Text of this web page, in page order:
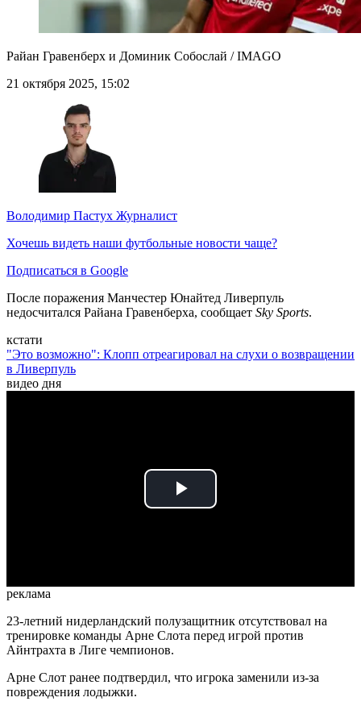
Райан Гравенберх и Доминик Собослай / IMAGO
21 октября 2025, 15:02
Володимир Пастух Журналист
Хочешь видеть наши футбольные новости чаще?
Подписаться в Google
После поражения Манчестер Юнайтед Ливерпуль
недосчитался Райана Гравенберха, сообщает Sky Sports.
кстати
"Это возможно": Клопп отреагировал на слухи о возвращении
в Ливерпуль
видео дня
Play
реклама
23-летний нидерландский полузащитник отсутствовал на
тренировке команды Арне Слота перед игрой против
Айнтрахта в Лиге чемпионов.
Арне Слот ранее подтвердил, что игрока заменили из-за
повреждения лодыжки.